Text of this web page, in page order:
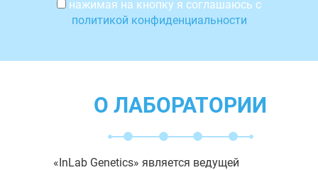
нажимая на кнопку я соглашаюсь с
политикой конфиденциальности
О ЛАБОРАТОРИИ
«InLab Genetics» является ведущей